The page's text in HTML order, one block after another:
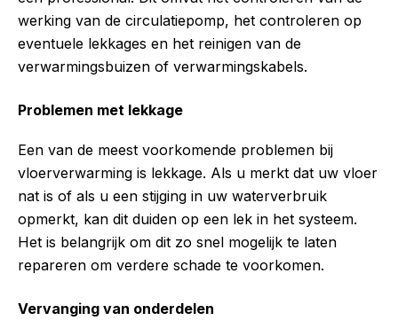
werking van de circulatiepomp, het controleren op
eventuele lekkages en het reinigen van de
verwarmingsbuizen of verwarmingskabels.
Problemen met lekkage
Een van de meest voorkomende problemen bij
vloerverwarming is lekkage. Als u merkt dat uw vloer
nat is of als u een stijging in uw waterverbruik
opmerkt, kan dit duiden op een lek in het systeem.
Het is belangrijk om dit zo snel mogelijk te laten
repareren om verdere schade te voorkomen.
Vervanging van onderdelen